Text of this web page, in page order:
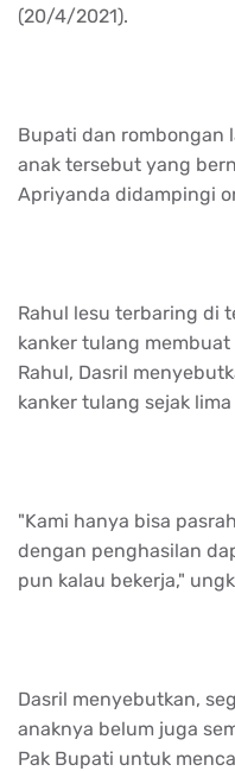
(20/4/2021).
Bupati dan rombongan
anak tersebut yang
Apriyanda didampingi
Rahul lesu terbaring di
kanker tulang
Rahul, Dasril
kanker tulang sejak
"Kami hanya bisa
dengan penghasilan
pun kalau bekerja,"
Dasril menyebutkan,
anaknya belum juga
Pak Bupati untuk